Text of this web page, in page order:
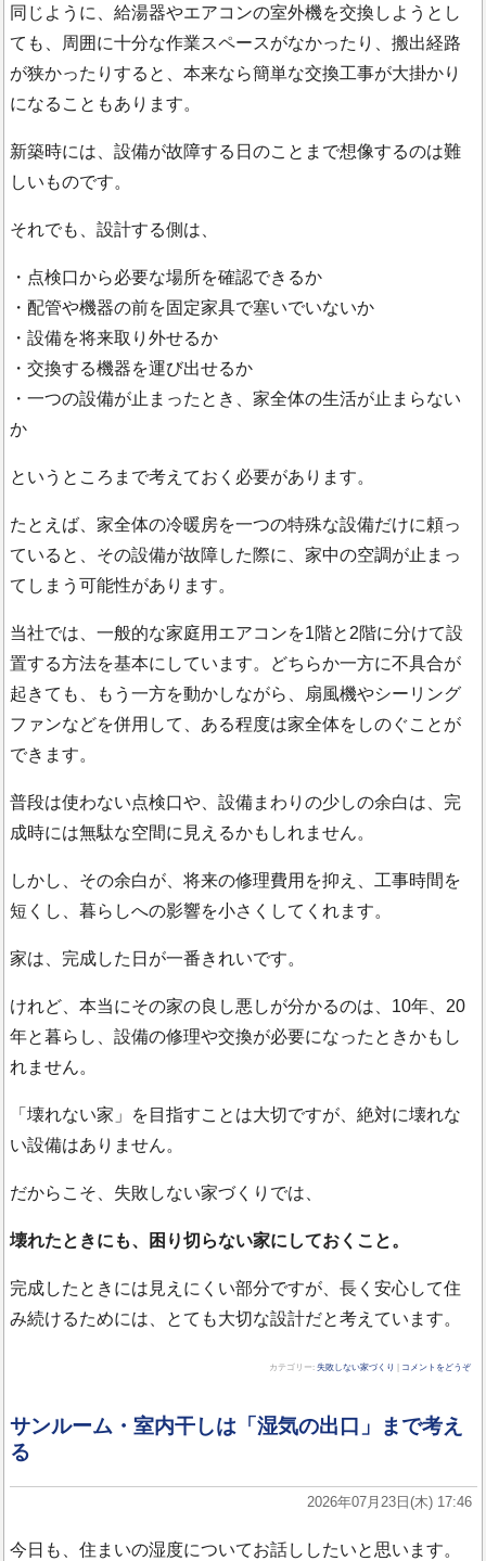
同じように、給湯器やエアコンの室外機を交換しようとし
ても、周囲に十分な作業スペースがなかったり、搬出経路
が狭かったりすると、本来なら簡単な交換工事が大掛かり
になることもあります。
新築時には、設備が故障する日のことまで想像するのは難
しいものです。
それでも、設計する側は、
・点検口から必要な場所を確認できるか
・配管や機器の前を固定家具で塞いでいないか
・設備を将来取り外せるか
・交換する機器を運び出せるか
・一つの設備が止まったとき、家全体の生活が止まらない
か
というところまで考えておく必要があります。
たとえば、家全体の冷暖房を一つの特殊な設備だけに頼っ
ていると、その設備が故障した際に、家中の空調が止まっ
てしまう可能性があります。
当社では、一般的な家庭用エアコンを1階と2階に分けて設
置する方法を基本にしています。どちらか一方に不具合が
起きても、もう一方を動かしながら、扇風機やシーリング
ファンなどを併用して、ある程度は家全体をしのぐことが
できます。
普段は使わない点検口や、設備まわりの少しの余白は、完
成時には無駄な空間に見えるかもしれません。
しかし、その余白が、将来の修理費用を抑え、工事時間を
短くし、暮らしへの影響を小さくしてくれます。
家は、完成した日が一番きれいです。
けれど、本当にその家の良し悪しが分かるのは、10年、20
年と暮らし、設備の修理や交換が必要になったときかもし
れません。
「壊れない家」を目指すことは大切ですが、絶対に壊れな
い設備はありません。
だからこそ、失敗しない家づくりでは、
壊れたときにも、困り切らない家にしておくこと。
完成したときには見えにくい部分ですが、長く安心して住
み続けるためには、とても大切な設計だと考えています。
カテゴリー: 失敗しない家づくり コメントをどうぞ
サンルーム・室内干しは「湿気の出口」まで考え
る
2026年07月23日(木) 17:46
今日も、住まいの湿度についてお話ししたいと思います。